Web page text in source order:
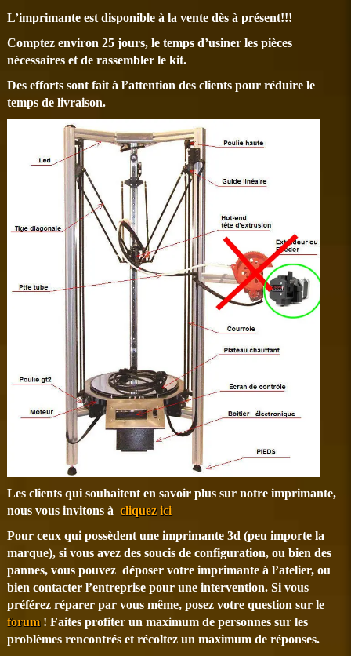
L’imprimante est disponible à la vente dès à présent!!!
Comptez environ 25 jours, le temps d’usiner les pièces
nécessaires et de rassembler le kit.
Des efforts sont fait à l’attention des clients pour réduire le
temps de livraison.
Les clients qui souhaitent en savoir plus sur notre imprimante,
nous vous invitons à cliquez ici
Pour ceux qui possèdent une imprimante 3d (peu importe la
marque), si vous avez des soucis de configuration, ou bien des
pannes, vous pouvez déposer votre imprimante à l’atelier, ou
bien contacter l’entreprise pour une intervention. Si vous
préférez réparer par vous même, posez votre question sur le
forum! Faites profiter un maximum de personnes sur les
problèmes rencontrés et récoltez un maximum de réponses.